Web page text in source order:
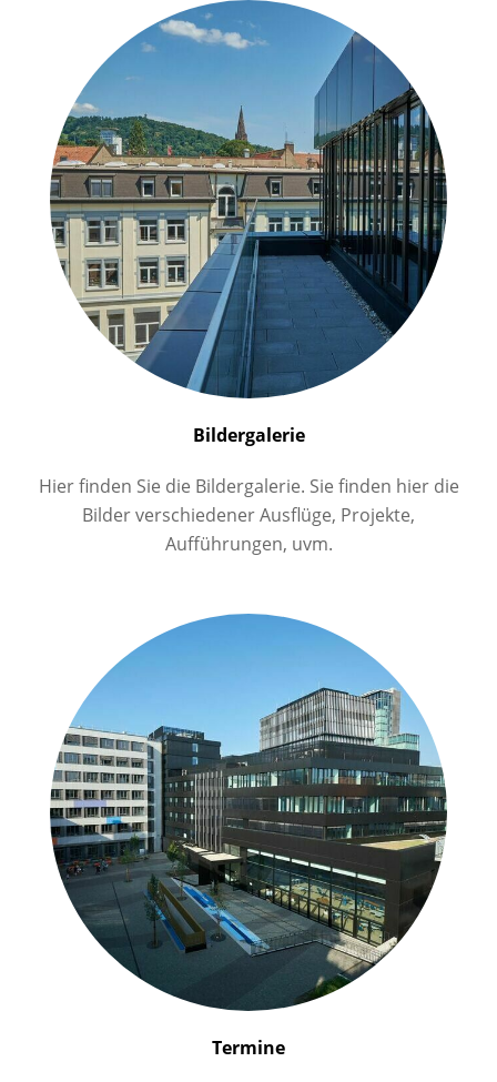
Bildergalerie
Hier finden Sie die Bildergalerie. Sie finden hier die
Bilder verschiedener Ausflüge, Projekte,
Aufführungen, uvm.
Termine